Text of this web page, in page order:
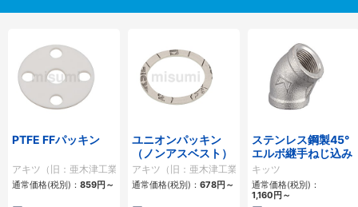
PTFE FFパッキン
アキツ（旧：亜木津工業）
通常価格(税別)： 859円～
ユニオンパッキン
（ノンアスベスト）
アキツ（旧：亜木津工業）
通常価格(税別)： 678円～
ステンレス鋼製45°
エルボ継手ねじ込み
キッツ
通常価格(税別)：
1,160円～